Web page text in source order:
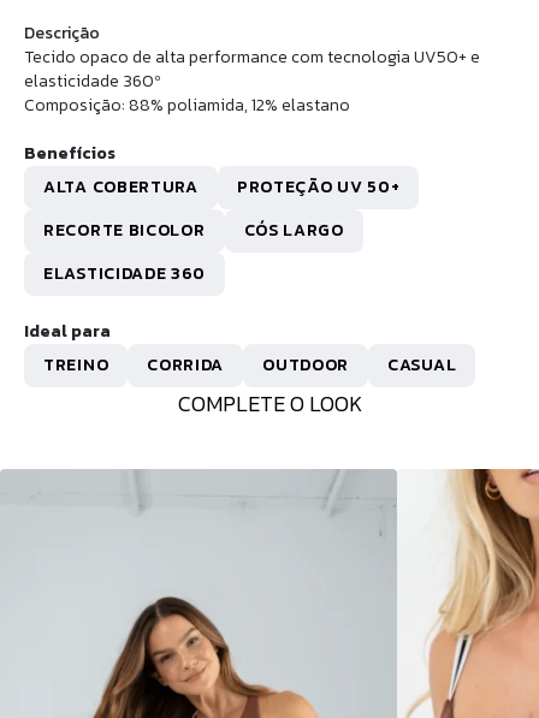
COMPLETE O LOOK
Descrição
Tecido opaco de alta performance com tecnologia UV50+ e
elasticidade 360º
Composição: 88% poliamida, 12% elastano
Benefícios
ALTA COBERTURA
PROTEÇÃO UV 50+
RECORTE BICOLOR
CÓS LARGO
ELASTICIDADE 360
Ideal para
TREINO
CORRIDA OUTDOOR CASUAL